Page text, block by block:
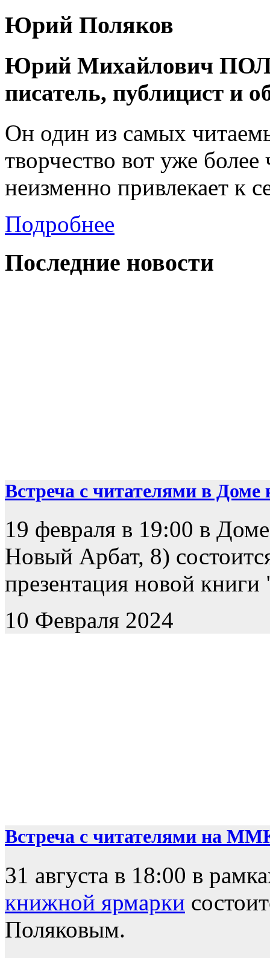
Юрий Поляков
Юрий Михайлович
писатель, публицист и
Он один из самых
творчество вот уже
неизменно привлекает к
Подробнее
Последние новости
Встреча с читателями в Доме
19 февраля в 19:00 в
Новый Арбат, 8)
презентация новой
10 Февраля 2024
Встреча с читателями на
31 августа в 18:00 в
книжной ярмарки
Поляковым.